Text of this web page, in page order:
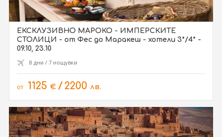
ЕКСКЛУЗИВНО МАРОКО - ИМПЕРСКИТЕ
СТОЛИЦИ - от Фес до Маракеш - хотели 3*/4* -
09.10, 23.10
8 дни / 7 нощувки
от 1125 € / 2200 лв.